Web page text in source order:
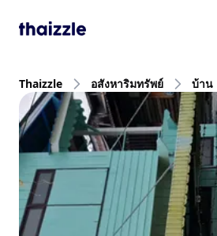
Thaizzle อสังหาริมทรัพย์ บ้าน